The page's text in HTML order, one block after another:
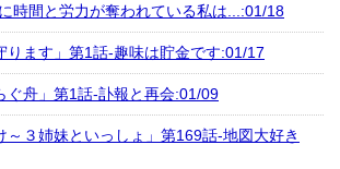
時間と労力が奪われている私は...:01/18
ります」第1話-趣味は貯金です:01/17
ぐ舟」第1話-訃報と再会:01/09
～３姉妹といっしょ」第169話-地図大好き